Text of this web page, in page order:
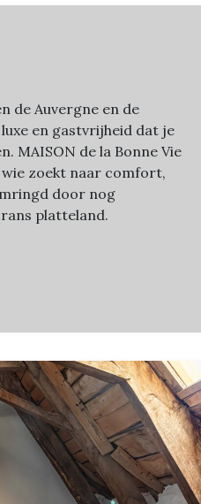
de Auvergne en de
en gastvrijheid dat je
MAISON de la Bonne Vie
wie zoekt naar comfort,
door nog
platteland.